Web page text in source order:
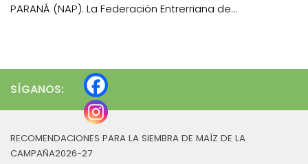
PARANÁ (NAP). La Federación Entrerriana de...
SÍGANOS:
RECOMENDACIONES PARA LA SIEMBRA DE MAÍZ DE LA
CAMPAÑA2026-27